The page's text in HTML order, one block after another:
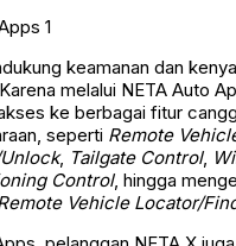
keamanan dan
melalui NETA Auto
ke berbagai fitur
seperti Remote
, Tailgate Control,
Control, hingga
Vehicle Locator/